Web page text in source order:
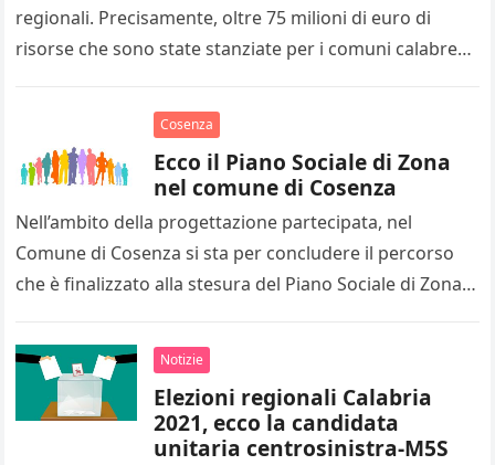
regionali. Precisamente, oltre 75 milioni di euro di
risorse che sono state stanziate per i comuni calabresi.
Cosenza
Ecco il Piano Sociale di Zona
nel comune di Cosenza
Nell’ambito della progettazione partecipata, nel
Comune di Cosenza si sta per concludere il percorso
che è finalizzato alla stesura del Piano Sociale di Zona
Notizie
Elezioni regionali Calabria
2021, ecco la candidata
unitaria centrosinistra-M5S